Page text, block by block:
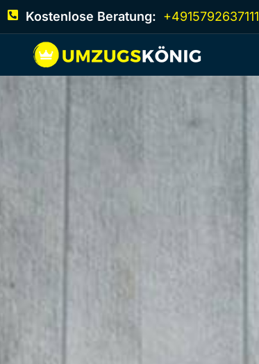
Kostenlose Beratung: +4915792637111